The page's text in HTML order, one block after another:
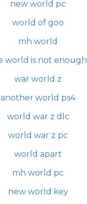
new world pc
world of goo
mh world
world is not enough
war world z
another world ps4
world war z dlc
world war z pc
world apart
mh world pc
new world key